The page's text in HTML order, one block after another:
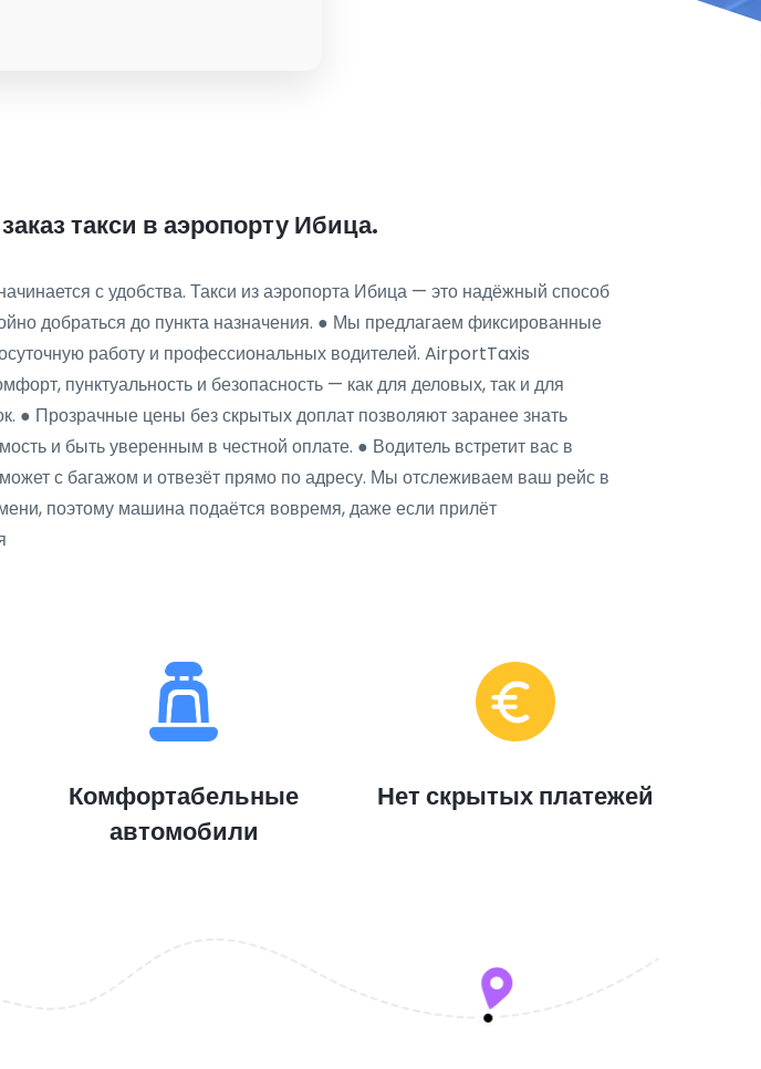
такси в аэропорту Ибица.
с удобства. Такси из аэропорта Ибица — это надёжный способ
добраться до пункта назначения. ● Мы предлагаем фиксированные
работу и профессиональных водителей. AirportTaxis
пунктуальность и безопасность — как для деловых, так и для
● Прозрачные цены без скрытых доплат позволяют заранее знать
и быть уверенным в честной оплате. ● Водитель встретит вас в
с багажом и отвезёт прямо по адресу. Мы отслеживаем ваш рейс в
поэтому машина подаётся вовремя, даже если прилёт
Комфортабельные
автомобили
Нет скрытых платежей